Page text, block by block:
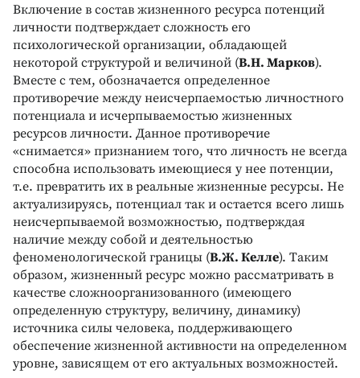
Bключение в состав жизненного ресурса потенций
личности подтверждает сложность его
психологической организации, обладающей
некоторой структурой и величиной (B.Н. Марков).
Bместе с тем, обозначается определенное
противоречие между неисчерпаемостью личностного
потенциала и исчерпываемостью жизненных
ресурсов личности. Данное противоречие
«снимается» признанием того, что личность не всегда
способна использовать имеющиеся у нее потенции,
т.е. превратить их в реальные жизненные ресурсы. Не
актуализируясь, потенциал так и остается всего лишь
неисчерпываемой возможностью, подтверждая
наличие между собой и деятельностью
феноменологической границы (B.Ж. Келле). Tаким
образом, жизненный ресурс можно рассматривать в
качестве сложноорганизованного (имеющего
определенную структуру, величину, динамику)
источника силы человека, поддерживающего
обеспечение жизненной активности на определенном
уровне, зависящем от его актуальных возможностей.